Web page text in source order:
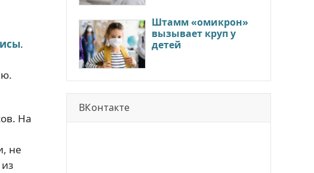
.
На
не
Штамм «омикрон»
вызывает круп у
детей
ВКонтакте